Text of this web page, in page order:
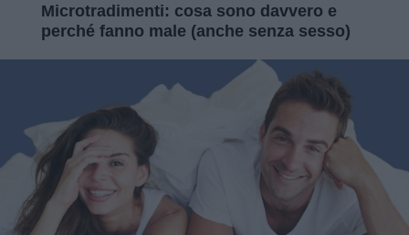
Microtradimenti: cosa sono davvero e
perché fanno male (anche senza sesso)